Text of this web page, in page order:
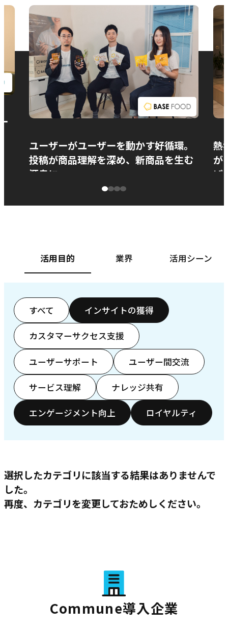
ユーザーがユーザーを動かす好循環。
投稿が商品理解を深め、新商品を生む
源泉に
熱
が
ぱ
活用目的 業界 活用シーン
すべて インサイトの獲得
カスタマーサクセス支援
ユーザーサポート ユーザー間交流
サービス理解 ナレッジ共有
エンゲージメント向上 ロイヤルティ
選択したカテゴリに該当する結果はありませんで
した。
再度、カテゴリを変更しておためしください。
Commune導入企業